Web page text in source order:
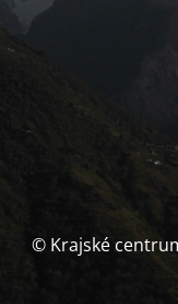
© Krajské